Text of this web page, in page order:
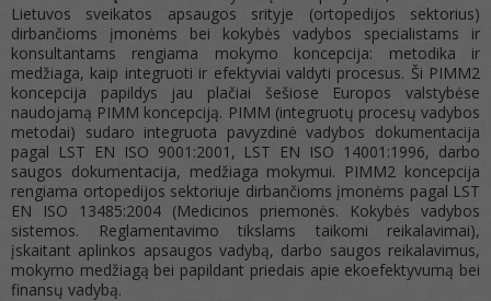
Lietuvos sveikatos apsaugos srityje (ortopedijos sektorius)
dirbančioms įmonėms bei kokybės vadybos specialistams ir
konsultantams rengiama mokymo koncepcija: metodika ir
medžiaga, kaip integruoti ir efektyviai valdyti procesus. Ši PIMM2
koncepcija papildys jau plačiai šešiose Europos valstybėse
naudojamą PIMM koncepciją. PIMM (integruotų procesų vadybos
metodai) sudaro integruota pavyzdinė vadybos dokumentacija
pagal LST EN ISO 9001:2001, LST EN ISO 14001:1996, darbo
saugos dokumentacija, medžiaga mokymui. PIMM2 koncepcija
rengiama ortopedijos sektoriuje dirbančioms įmonėms pagal LST
EN ISO 13485:2004 (Medicinos priemonės. Kokybės vadybos
sistemos. Reglamentavimo tikslams taikomi reikalavimai),
įskaitant aplinkos apsaugos vadybą, darbo saugos reikalavimus,
mokymo medžiagą bei papildant priedais apie ekoefektyvumą bei
finansų vadybą.